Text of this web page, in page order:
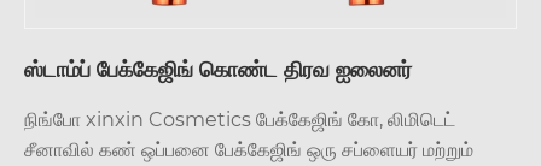
ஸ்டாம்ப் பேக்கேஜிங் கொண்ட திரவ ஐலைனர்
நிங்போ xinxin Cosmetics பேக்கேஜிங் கோ, லிமிடெட்
சீனாவில் கண் ஒப்பனை பேக்கேஜிங் ஒரு சப்ளையர் மற்றும்